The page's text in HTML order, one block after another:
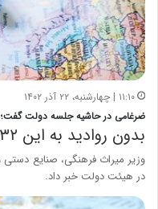
۱۱:۱۰ | چهارشنبه، ۲۲ آذر ۱۴۰۲
ضرغامی در حاشیه جلسه دولت گفت؛
بدون روادید به این ۳۲ کشور مسافرت کنید
در هیئت دولت خبر داد.